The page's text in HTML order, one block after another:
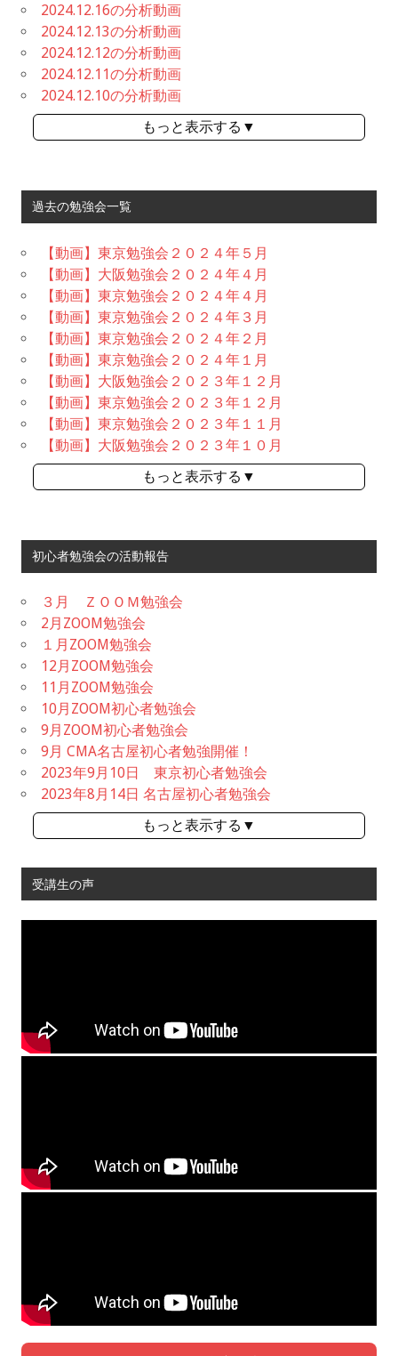
2024.12.16の分析動画
2024.12.13の分析動画
2024.12.12の分析動画
2024.12.11の分析動画
2024.12.10の分析動画
もっと表示する▼
過去の勉強会一覧
【動画】東京勉強会２０２４年５月
【動画】大阪勉強会２０２４年４月
【動画】東京勉強会２０２４年４月
【動画】東京勉強会２０２４年３月
【動画】東京勉強会２０２４年２月
【動画】東京勉強会２０２４年１月
【動画】大阪勉強会２０２３年１２月
【動画】東京勉強会２０２３年１２月
【動画】東京勉強会２０２３年１１月
【動画】大阪勉強会２０２３年１０月
もっと表示する▼
初心者勉強会の活動報告
３月 ＺＯＯＭ勉強会
2月ZOOM勉強会
１月ZOOM勉強会
12月ZOOM勉強会
11月ZOOM勉強会
10月ZOOM初心者勉強会
9月ZOOM初心者勉強会
9月 CMA名古屋初心者勉強開催！
2023年9月10日 東京初心者勉強会
2023年8月14日 名古屋初心者勉強会
もっと表示する▼
受講生の声